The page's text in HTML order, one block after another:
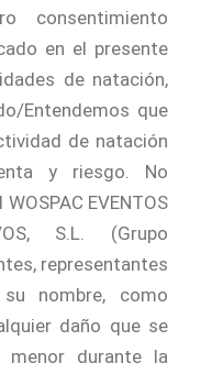
consentimiento
en el presente
de natación,
Entendemos que
de natación
y riesgo. No
EVENTOS
S.L. (Grupo
representantes
nombre, como
daño que se
menor durante la